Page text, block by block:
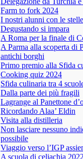
Farm to fork 2024
I nostri alunni con le
Degustando si impara
A Roma per la finale di
A Parma alla scoperta di
antichi borghi
Primo premio alla Sfida
Cooking quiz 2024
Sfida culinaria tra 4
Dalla parte dei più fragili
Lagrange al Panettone
Ricordando Alaa’ Eldin
Visita alla distilleria
Non lasciare nessuno
possibile
Viaggio verso l’IGP
A scuola di celiachia